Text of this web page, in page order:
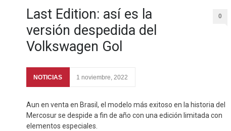
Last Edition: así es la
versión despedida del
Volkswagen Gol
0
NOTICIAS 1 noviembre, 2022
Aun en venta en Brasil, el modelo más exitoso en la historia del
Mercosur se despide a fin de año con una edición limitada con
elementos especiales.